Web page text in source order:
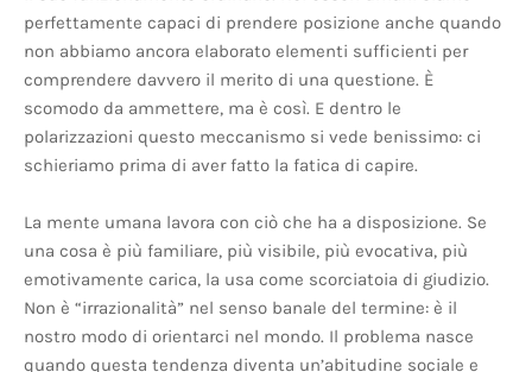
perfettamente capaci di prendere posizione anche quando
non abbiamo ancora elaborato elementi sufficienti per
comprendere davvero il merito di una questione. È
scomodo da ammettere, ma è così. E dentro le
polarizzazioni questo meccanismo si vede benissimo: ci
schieriamo prima di aver fatto la fatica di capire.
La mente umana lavora con ciò che ha a disposizione. Se
una cosa è più familiare, più visibile, più evocativa, più
emotivamente carica, la usa come scorciatoia di giudizio.
Non è “irrazionalità” nel senso banale del termine: è il
nostro modo di orientarci nel mondo. Il problema nasce
quando questa tendenza diventa un’abitudine sociale e